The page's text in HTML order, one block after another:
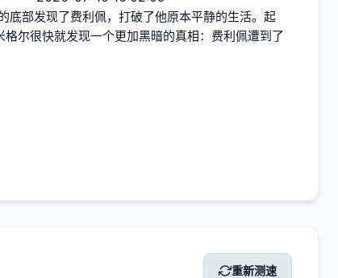
底部发现了费利佩，打破了他原本平静的生活。起
尔很快就发现一个更加黑暗的真相：费利佩遭到了
重新测速